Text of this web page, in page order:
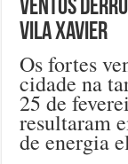
Ventos
vila Xavier
Os fortes
cidade na
25 de
resultaram
de energia